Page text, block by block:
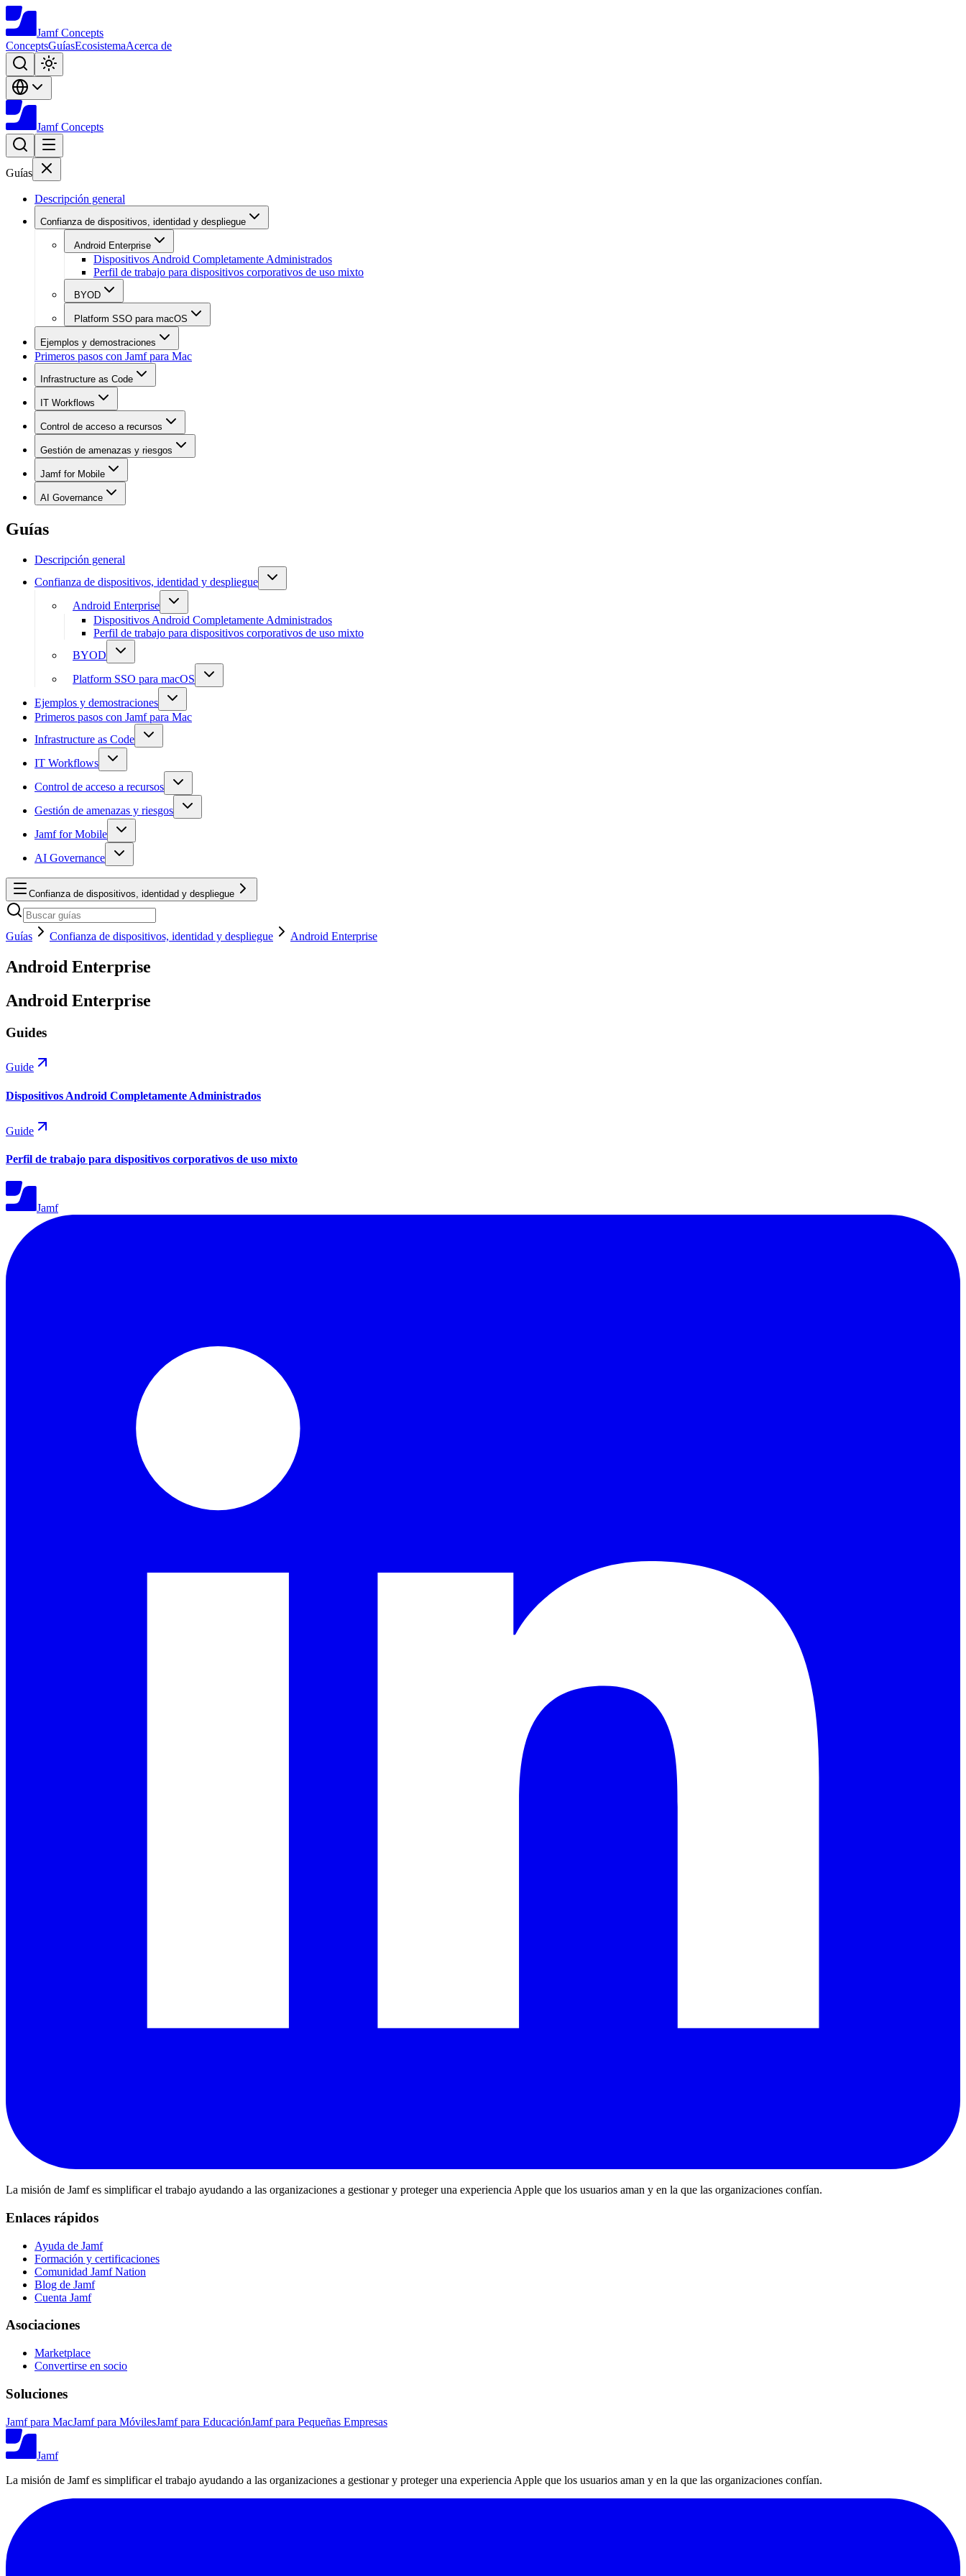
Jamf Concepts
ConceptsGuíasEcosistemaAcerca de
Jamf Concepts
Guías
Descripción general
Confianza de dispositivos, identidad y despliegue
Android Enterprise
Dispositivos Android Completamente Administrados
Perfil de trabajo para dispositivos corporativos de uso mixto
BYOD
Platform SSO para macOS
Ejemplos y demostraciones
Primeros pasos con Jamf para Mac
Infrastructure as Code
IT Workflows
Control de acceso a recursos
Gestión de amenazas y riesgos
Jamf for Mobile
AI Governance
Guías
Descripción general
Confianza de dispositivos, identidad y despliegue
Android Enterprise
Dispositivos Android Completamente Administrados
Perfil de trabajo para dispositivos corporativos de uso mixto
BYOD
Platform SSO para macOS
Ejemplos y demostraciones
Primeros pasos con Jamf para Mac
Infrastructure as Code
IT Workflows
Control de acceso a recursos
Gestión de amenazas y riesgos
Jamf for Mobile
AI Governance
Confianza de dispositivos, identidad y despliegue
Guías Confianza de dispositivos, identidad y despliegue Android Enterprise
Android Enterprise
Android Enterprise
Guides
Guide
Dispositivos Android Completamente Administrados
Guide
Perfil de trabajo para dispositivos corporativos de uso mixto
Jamf
La misión de Jamf es simplificar el trabajo ayudando a las organizaciones a gestionar y proteger una experiencia Apple que los usuarios aman y en la que las organizaciones confían.
Enlaces rápidos
Ayuda de Jamf
Formación y certificaciones
Comunidad Jamf Nation
Blog de Jamf
Cuenta Jamf
Asociaciones
Marketplace
Convertirse en socio
Soluciones
Jamf para MacJamf para MóvilesJamf para EducaciónJamf para Pequeñas Empresas
Jamf
La misión de Jamf es simplificar el trabajo ayudando a las organizaciones a gestionar y proteger una experiencia Apple que los usuarios aman y en la que las organizaciones confían.